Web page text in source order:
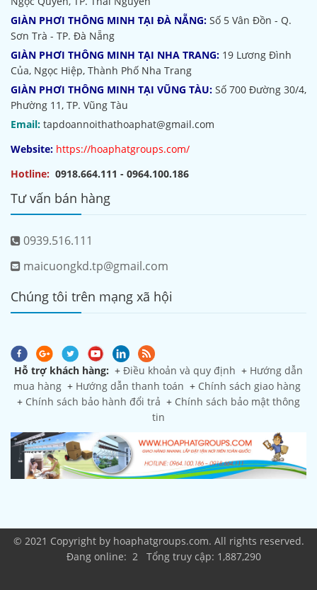
GIÀN PHƠI THÔNG MINH TẠI ĐÀ NẴNG: Số 5 Vân Đồn - Q.
Sơn Trà - TP. Đà Nẵng
GIÀN PHƠI THÔNG MINH TẠI NHA TRANG: 19 Lương Đình
Của, Ngọc Hiệp, Thành Phố Nha Trang
GIÀN PHƠI THÔNG MINH TẠI VŨNG TÀU: Số 700 Đường 30/4,
Phường 11, TP. Vũng Tàu
Email: tapdoannoithathoaphat@gmail.com
Website: https://hoaphatgroups.com/
Hotline: 0918.664.111 - 0964.100.186
Tư vấn bán hàng
0939.516.111
maicuongkd.tp@gmail.com
Chúng tôi trên mạng xã hội
Hỗ trợ khách hàng: + Điều khoản và quy định + Hướng dẫn
mua hàng + Hướng dẫn thanh toán + Chính sách giao hàng
+ Chính sách bảo hành đổi trả + Chính sách bảo mật thông
tin
© 2021 Copyright by hoaphatgroups.com. All rights reserved.
Đang online: 2 Tổng truy cập: 1,887,290